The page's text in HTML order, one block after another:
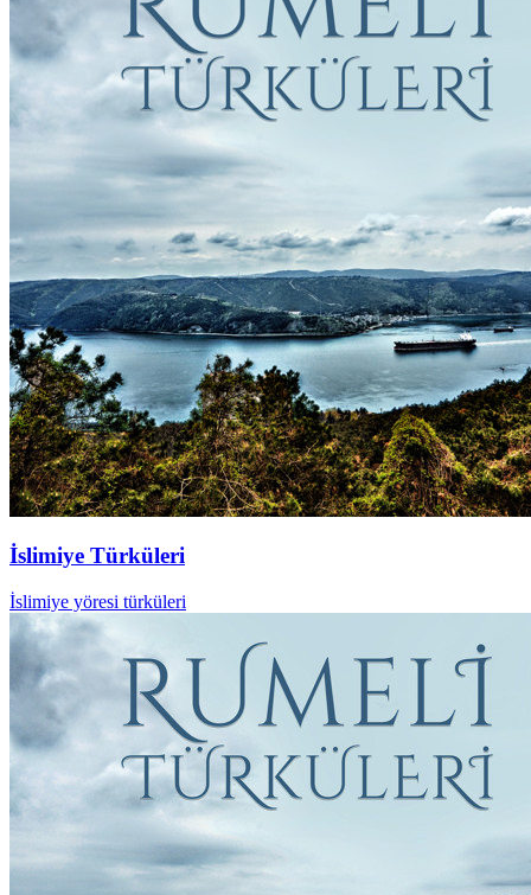
İslimiye Türküleri
İslimiye yöresi türküleri